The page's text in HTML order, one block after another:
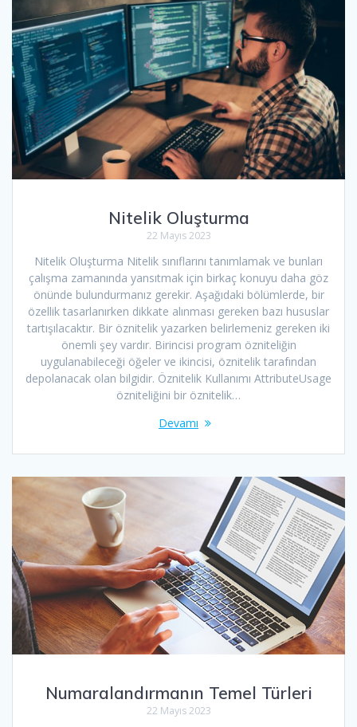
Nitelik Oluşturma
22 Mayıs 2023
Nitelik Oluşturma Nitelik sınıflarını tanımlamak ve bunları
çalışma zamanında yansıtmak için birkaç konuyu daha göz
önünde bulundurmanız gerekir. Aşağıdaki bölümlerde, bir
özellik tasarlanırken dikkate alınması gereken bazı hususlar
tartışılacaktır. Bir öznitelik yazarken belirlemeniz gereken iki
önemli şey vardır. Birincisi program özniteliğin
uygulanabileceği öğeler ve ikincisi, öznitelik tarafından
depolanacak olan bilgidir. Öznitelik Kullanımı AttributeUsage
özniteliğini bir öznitelik…
Devamı
Numaralandırmanın Temel Türleri
22 Mayıs 2023